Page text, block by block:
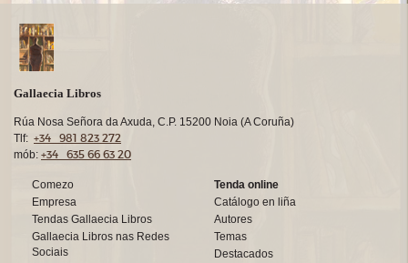
Gallaecia Libros
Rúa Nosa Señora da Axuda, C.P. 15200 Noia (A Coruña)
Tlf: +34 981 823 272
mób: +34 635 66 63 20
Comezo
Empresa
Tendas Gallaecia Libros
Gallaecia Libros nas Redes
Sociais
Tenda online
Catálogo en liña
Autores
Temas
Destacados